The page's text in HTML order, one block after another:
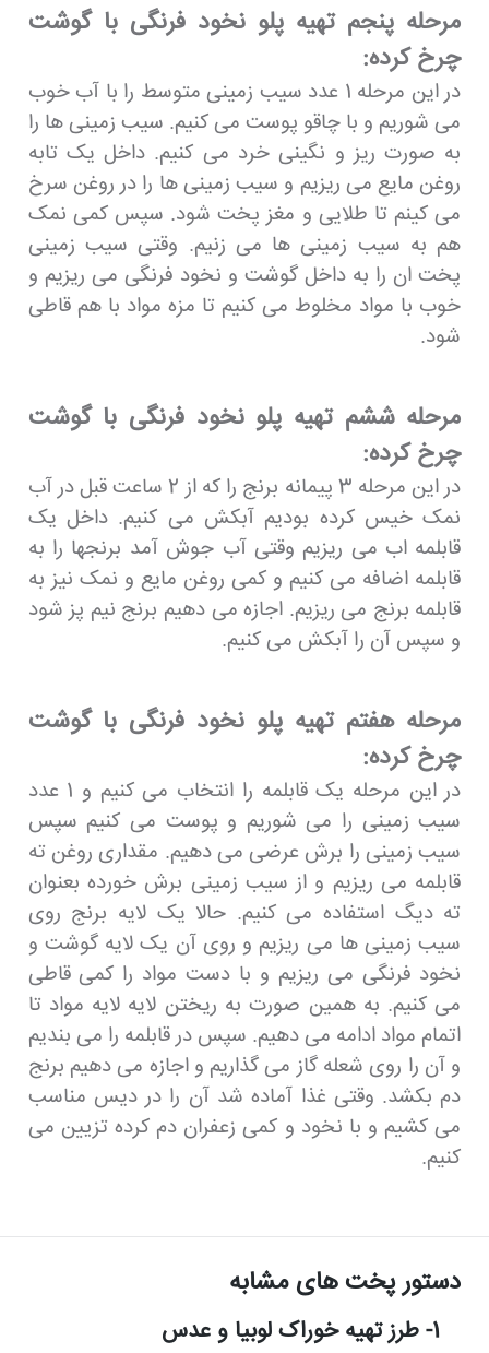
مرحله پنجم تهیه پلو نخود فرنگی با گوشت
چرخ کرده:
در این مرحله 1 عدد سیب زمینی متوسط را با آب خوب
می شوریم و با چاقو پوست می کنیم. سیب زمینی ها را
به صورت ریز و نگینی خرد می کنیم. داخل یک تابه
روغن مایع می ریزیم و سیب زمینی ها را در روغن سرخ
می کینم تا طلایی و مغز پخت شود. سپس کمی نمک
هم به سیب زمینی ها می زنیم. وقتی سیب زمینی
پخت ان را به داخل گوشت و نخود فرنگی می ریزیم و
خوب با مواد مخلوط می کنیم تا مزه مواد با هم قاطی
شود.
مرحله ششم تهیه پلو نخود فرنگی با گوشت
چرخ کرده:
در این مرحله 3 پیمانه برنج را که از 2 ساعت قبل در آب
نمک خیس کرده بودیم آبکش می کنیم. داخل یک
قابلمه اب می ریزیم وقتی آب جوش آمد برنجها را به
قابلمه اضافه می کنیم و کمی روغن مایع و نمک نیز به
قابلمه برنج می ریزیم. اجازه می دهیم برنج نیم پز شود
و سپس آن را آبکش می کنیم.
مرحله هفتم تهیه پلو نخود فرنگی با گوشت
چرخ کرده:
در این مرحله یک قابلمه را انتخاب می کنیم و 1 عدد
سیب زمینی را می شوریم و پوست می کنیم سپس
سیب زمینی را برش عرضی می دهیم. مقداری روغن ته
قابلمه می ریزیم و از سیب زمینی برش خورده بعنوان
ته دیگ استفاده می کنیم. حالا یک لایه برنج روی
سیب زمینی ها می ریزیم و روی آن یک لایه گوشت و
نخود فرنگی می ریزیم و با دست مواد را کمی قاطی
می کنیم. به همین صورت به ریختن لایه لایه مواد تا
اتمام مواد ادامه می دهیم. سپس در قابلمه را می بندیم
و آن را روی شعله گاز می گذاریم و اجازه می دهیم برنج
دم بکشد. وقتی غذا آماده شد آن را در دیس مناسب
می کشیم و با نخود و کمی زعفران دم کرده تزیین می
کنیم.
دستور پخت های مشابه
1- طرز تهیه خوراک لوبیا و عدس